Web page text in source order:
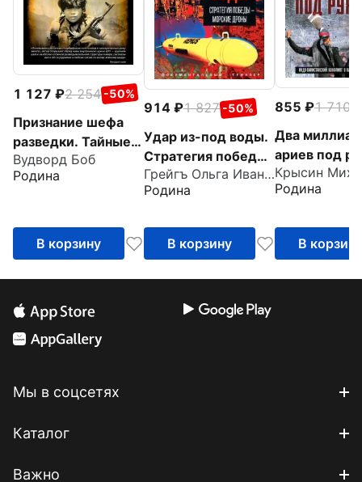
1 127 2 254 -50%
Признание шефа
разведки. Тайные
войны ЦРУ в Иране
и Афганистане
Вудворд Боб
Родина
В корзину
914 1 827 -50%
Удар из-под воды.
Стратегия победы
- морские дроны Грейгъ Ольга Ивановна
Родина
В корзину
855 1 710
Два
ариев под
Индо-
конфликт в
1948 годы
Родина
В корзину
Мы в соцсетях
Каталог
Важно